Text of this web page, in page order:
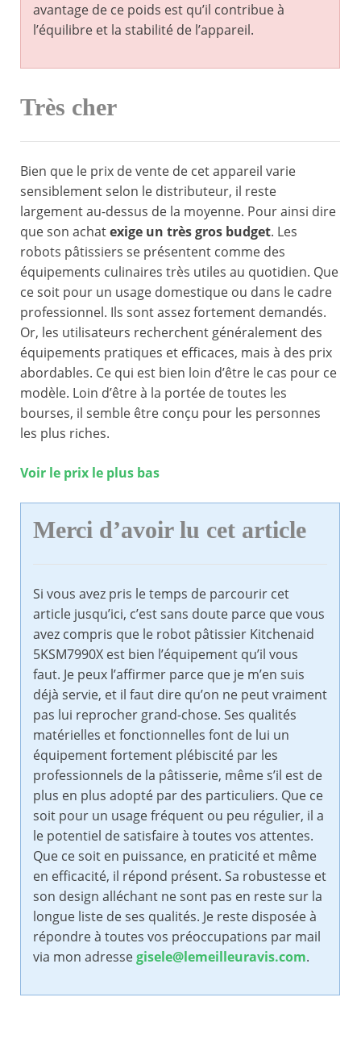
avantage de ce poids est qu’il contribue à
l’équilibre et la stabilité de l’appareil.
Très cher
Bien que le prix de vente de cet appareil varie
sensiblement selon le distributeur, il reste
largement au-dessus de la moyenne. Pour ainsi dire
que son achatexige un très gros budget. Les
robots pâtissiers se présentent comme des
équipements culinaires très utiles au quotidien. Que
ce soit pour un usage domestique ou dans le cadre
professionnel. Ils sont assez fortement demandés.
Or, les utilisateurs recherchent généralement des
équipements pratiques et efficaces, mais à des prix
abordables. Ce qui est bien loin d’être le cas pour ce
modèle. Loin d’être à la portée de toutes les
bourses, il semble être conçu pour les personnes
les plus riches.
Voir le prix le plus bas
Merci d’avoir lu cet article
Si vous avez pris le temps de parcourir cet
article jusqu’ici, c’est sans doute parce que vous
avez compris que le robot pâtissier Kitchenaid
5KSM7990X est bien l’équipement qu’il vous
faut. Je peux l’affirmer parce que je m’en suis
déjà servie, et il faut dire qu’on ne peut vraiment
pas lui reprocher grand-chose. Ses qualités
matérielles et fonctionnelles font de lui un
équipement fortement plébiscité par les
professionnels de la pâtisserie, même s’il est de
plus en plus adopté par des particuliers. Que ce
soit pour un usage fréquent ou peu régulier, il a
le potentiel de satisfaire à toutes vos attentes.
Que ce soit en puissance, en praticité et même
en efficacité, il répond présent. Sa robustesse et
son design alléchant ne sont pas en reste sur la
longue liste de ses qualités. Je reste disposée à
répondre à toutes vos préoccupations par mail
via mon adressegisele@lemeilleuravis.com.